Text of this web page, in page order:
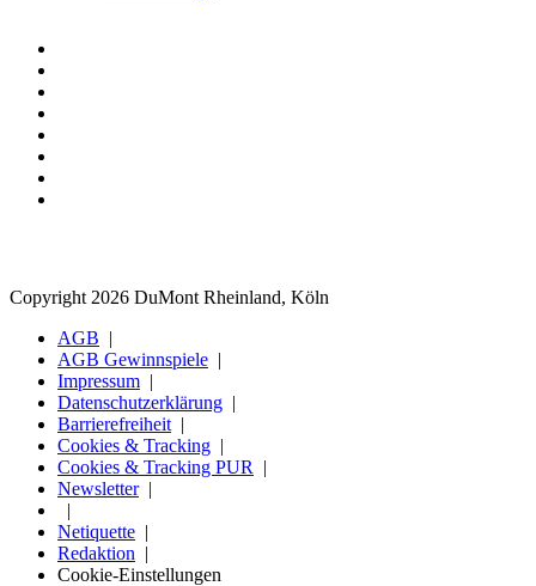
Copyright 2026 DuMont Rheinland, Köln
AGB
AGB Gewinnspiele
Impressum
Datenschutzerklärung
Barrierefreiheit
Cookies & Tracking
Cookies & Tracking PUR
Newsletter
Netiquette
Redaktion
Cookie-Einstellungen